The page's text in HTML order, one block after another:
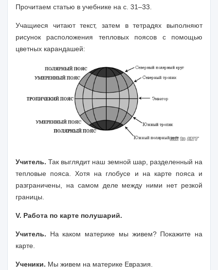
Прочитаем статью в учебнике на с. 31–33.
Учащиеся читают текст, затем в тетрадях выполняют
рисунок расположения тепловых поясов с помощью
цветных карандашей:
Учитель. Так выглядит наш земной шар, разделенный на
тепловые пояса. Хотя на глобусе и на карте пояса и
разграничены, на самом деле между ними нет резкой
границы.
V. Работа по карте полушарий.
Учитель. На каком материке мы живем? Покажите на
карте.
Ученики. Мы живем на материке Евразия.